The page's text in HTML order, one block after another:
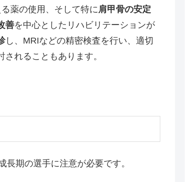
薬の使用、そして特に肩甲骨の安定
善を中心としたリハビリテーションが
し、MRIなどの精密検査を行い、適切
れることもあります。
期の選手に注意が必要です。